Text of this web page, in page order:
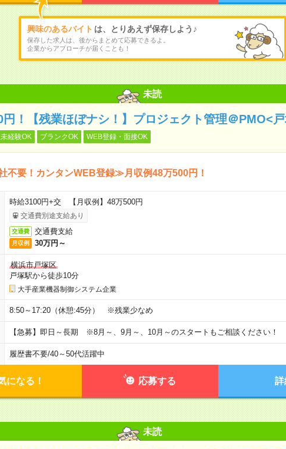
興味のあるバイト は、とりあえず保存しよう♪
保存した求人は、後からまとめて応募できるよ。
企業からアプローチが届くことも！
未読
円！【残業ほぼナシ！】プロジェクト管理＠PMO<
経験OK ブランクOK WEB登録・面接OK
不要！カンタンWEB登録≫月収例48万500円！
時給3100円+交 【月収例】48万500円
交通費別途支給あり
交通費 交通費支給
月収例 30万円～
横浜市戸塚区
戸塚駅から徒歩10分
大手産業機器制御システム企業
8:50～17:20（休憩:45分） ※残業少なめ
【急募】即日～長期 ※8月～、9月～、10月～のスタートもご相談ください！
履歴書不要/40～50代活躍中
になる！ 応募する 詳
未読